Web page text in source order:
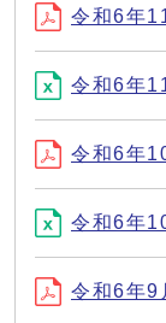
令和6年
令和6年
令和6年
令和6年
令和6年9